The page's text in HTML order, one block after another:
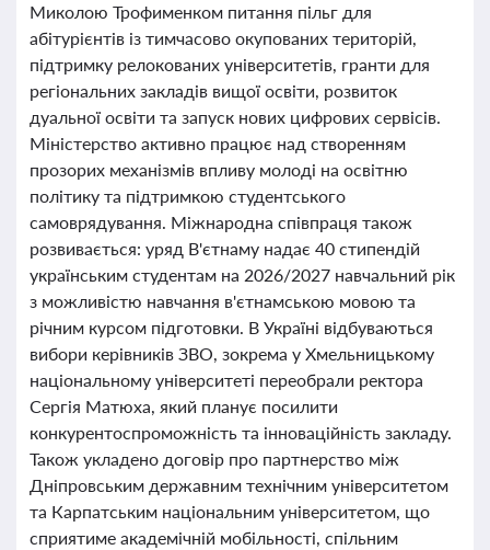
Миколою Трофименком питання пільг для
абітурієнтів із тимчасово окупованих територій,
підтримку релокованих університетів, гранти для
регіональних закладів вищої освіти, розвиток
дуальної освіти та запуск нових цифрових сервісів.
Міністерство активно працює над створенням
прозорих механізмів впливу молоді на освітню
політику та підтримкою студентського
самоврядування. Міжнародна співпраця також
розвивається: уряд В'єтнаму надає 40 стипендій
українським студентам на 2026/2027 навчальний рік
з можливістю навчання в'єтнамською мовою та
річним курсом підготовки. В Україні відбуваються
вибори керівників ЗВО, зокрема у Хмельницькому
національному університеті переобрали ректора
Сергія Матюха, який планує посилити
конкурентоспроможність та інноваційність закладу.
Також укладено договір про партнерство між
Дніпровським державним технічним університетом
та Карпатським національним університетом, що
сприятиме академічній мобільності, спільним